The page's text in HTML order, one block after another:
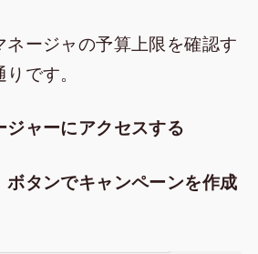
ネージャの予算上限を確認す
です。
ジャーにアクセスする
ボタンでキャンペーンを作成